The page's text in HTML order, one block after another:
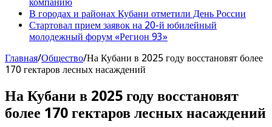
В городах и районах Кубани отметили День России
Стартовал прием заявок на 20-й юбилейный
молодежный форум «Регион 93»
Главная/Общество/На Кубани в 2025 году восстановят более
170 гектаров лесных насаждений
На Кубани в 2025 году восстановят
более 170 гектаров лесных насаждений